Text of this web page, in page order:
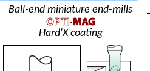
Ball-end miniature end-mills
Hard'X coating